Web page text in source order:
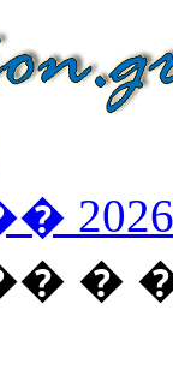
2026
�